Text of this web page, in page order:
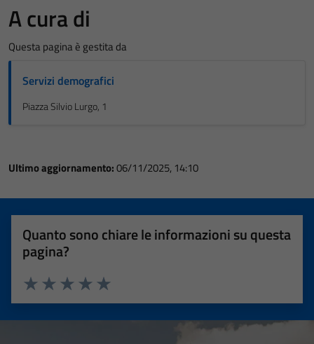
A cura di
Questa pagina è gestita da
Servizi demografici
Piazza Silvio Lurgo, 1
Ultimo aggiornamento:06/11/2025, 14:10
Quanto sono chiare le informazioni su questa
pagina?
Valuta 5 stelle su 5
Valuta 4 stelle su 5
Valuta 3 stelle su 5
Valuta 2 stelle su 5
Valuta 1 stelle su 5